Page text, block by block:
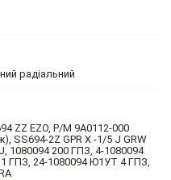
радіальний
ZZ EZO, P/M 9A0112-000
SS694-2Z GPR X -1/5 J GRW
1080094 200 ГПЗ, 4-1080094
ГПЗ, 24-1080094 Ю1УТ 4 ГПЗ,